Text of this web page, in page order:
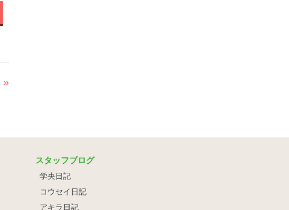
»
スタッフブログ
学央日記
コウセイ日記
アキラ日記